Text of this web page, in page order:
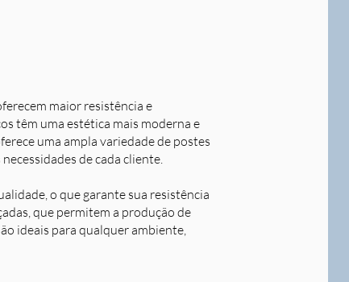
maior resistência e
têm uma estética mais moderna e
uma ampla variedade de postes
de cada cliente.
o que garante sua resistência
que permitem a produção de
ideais para qualquer ambiente,